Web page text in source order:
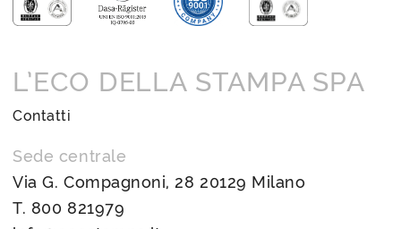
L’ECO DELLA STAMPA SPA
Contatti
Sede centrale
Via G. Compagnoni, 28 20129 Milano
T. 800 821979